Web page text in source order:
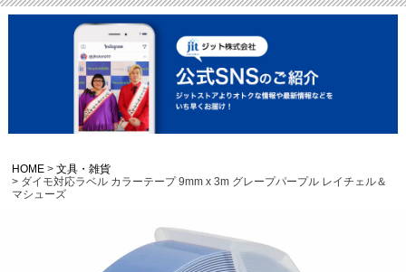
HOME
文具・雑貨
ダイモ対応ラベル カラーテープ 9mm x 3m グレープパープル レイチェル＆
マシューズ